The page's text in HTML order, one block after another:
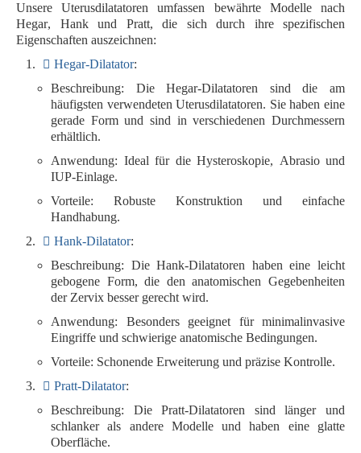
Unsere Uterusdilatatoren umfassen bewährte Modelle nach
Hegar, Hankund Pratt, die sich durch ihre spezifischen
Eigenschaften auszeichnen:
Hegar-Dilatator:
Beschreibung: Die Hegar-Dilatatoren sind die am
häufigsten verwendeten Uterusdilatatoren. Sie haben eine
gerade Formund sind in verschiedenen Durchmessern
erhältlich.
Anwendung: Ideal für die Hysteroskopie, Abrasiound
IUP-Einlage.
Vorteile: Robuste Konstruktion und einfache
Handhabung.
Hank-Dilatator:
Beschreibung: Die Hank-Dilatatoren haben eine leicht
gebogene Form, die den anatomischen Gegebenheiten
der Zervix besser gerecht wird.
Anwendung: Besonders geeignet für minimalinvasive
Eingriffe und schwierige anatomische Bedingungen.
Vorteile: Schonende Erweiterung und präzise Kontrolle.
Pratt-Dilatator:
Beschreibung: Die Pratt-Dilatatoren sindlänger und
schlankerals andere Modelle und haben eine glatte
Oberfläche.